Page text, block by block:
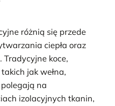
różnią się przede
ciepła oraz
koce,
jak wełna,
na
izolacyjnych tkanin,